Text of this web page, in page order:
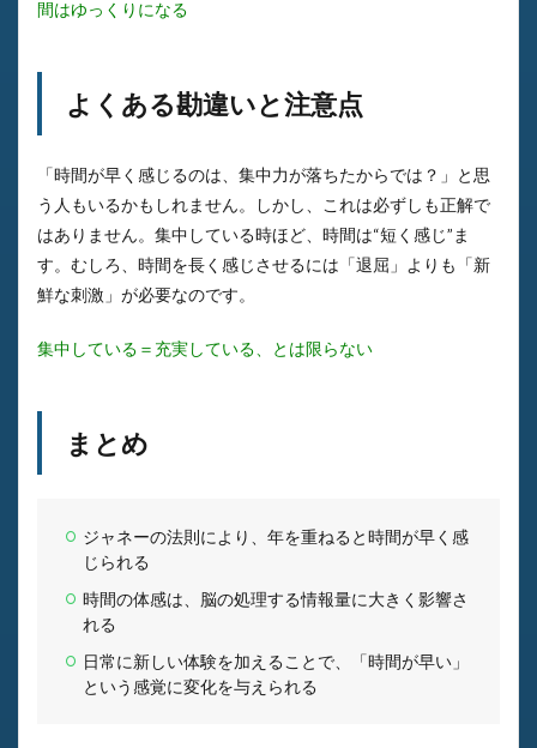
間はゆっくりになる
よくある勘違いと注意点
「時間が早く感じるのは、集中力が落ちたからでは？」と思
う人もいるかもしれません。しかし、これは必ずしも正解で
はありません。集中している時ほど、時間は“短く感じ”ま
す。むしろ、時間を長く感じさせるには「退屈」よりも「新
鮮な刺激」が必要なのです。
集中している＝充実している、とは限らない
まとめ
ジャネーの法則により、年を重ねると時間が早く感
じられる
時間の体感は、脳の処理する情報量に大きく影響さ
れる
日常に新しい体験を加えることで、「時間が早い」
という感覚に変化を与えられる